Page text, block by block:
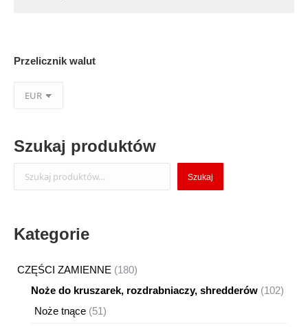
Przelicznik walut
Szukaj produktów
Szukaj
Kategorie
CZĘŚCI ZAMIENNE 180180
produktów
Noże do kruszarek, rozdrabniaczy, shredderów 102102
Noże tnące 5151